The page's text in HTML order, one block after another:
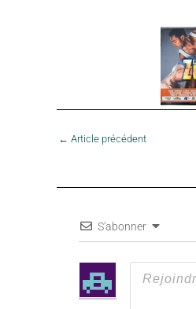
← Article précédent
S'abonner